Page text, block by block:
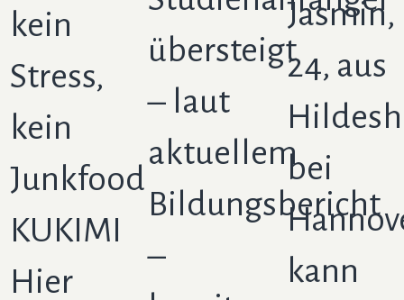
kein
Stress,
kein
Junkfood
KUKIMI
Hier
übersteigt
– laut
aktuellem
Bildungsbericht
–
Jasmin,
24, aus
bei
kann